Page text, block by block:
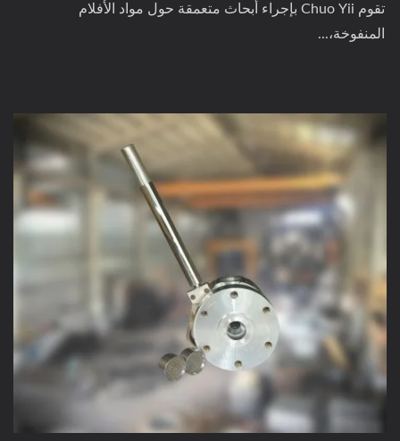
تقوم Chuo Yii بإجراء أبحاث متعمقة حول مواد الأفلام
المنفوخة،...